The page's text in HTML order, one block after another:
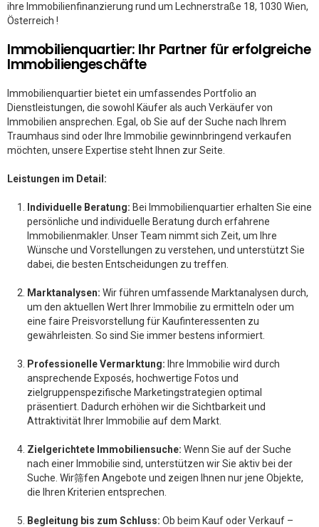
ihre Immobilienfinanzierung rund um Lechnerstraße 18, 1030 Wien,
Österreich !
Immobilienquartier: Ihr Partner für erfolgreiche
Immobiliengeschäfte
Immobilienquartier bietet ein umfassendes Portfolio an
Dienstleistungen, die sowohl Käufer als auch Verkäufer von
Immobilien ansprechen. Egal, ob Sie auf der Suche nach Ihrem
Traumhaus sind oder Ihre Immobilie gewinnbringend verkaufen
möchten, unsere Expertise steht Ihnen zur Seite.
Leistungen im Detail:
Individuelle Beratung: Bei Immobilienquartier erhalten Sie eine
persönliche und individuelle Beratung durch erfahrene
Immobilienmakler. Unser Team nimmt sich Zeit, um Ihre
Wünsche und Vorstellungen zu verstehen, und unterstützt Sie
dabei, die besten Entscheidungen zu treffen.
Marktanalysen: Wir führen umfassende Marktanalysen durch,
um den aktuellen Wert Ihrer Immobilie zu ermitteln oder um
eine faire Preisvorstellung für Kaufinteressenten zu
gewährleisten. So sind Sie immer bestens informiert.
Professionelle Vermarktung: Ihre Immobilie wird durch
ansprechende Exposés, hochwertige Fotos und
zielgruppenspezifische Marketingstrategien optimal
präsentiert. Dadurch erhöhen wir die Sichtbarkeit und
Attraktivität Ihrer Immobilie auf dem Markt.
Zielgerichtete Immobiliensuche: Wenn Sie auf der Suche
nach einer Immobilie sind, unterstützen wir Sie aktiv bei der
Suche. Wir筛fen Angebote und zeigen Ihnen nur jene Objekte,
die Ihren Kriterien entsprechen.
Begleitung bis zum Schluss: Ob beim Kauf oder Verkauf –